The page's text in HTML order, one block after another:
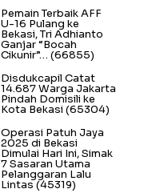
Pemain Terbaik AFF
U-16 Pulang ke
Bekasi, Tri Adhianto
Ganjar “Bocah
Cikunir”… (66855)
Disdukcapil Catat
14.687 Warga Jakarta
Pindah Domisili ke
Kota Bekasi (65304)
Operasi Patuh Jaya
2025 di Bekasi
Dimulai Hari Ini, Simak
7 Sasaran Utama
Pelanggaran Lalu
Lintas(45319)